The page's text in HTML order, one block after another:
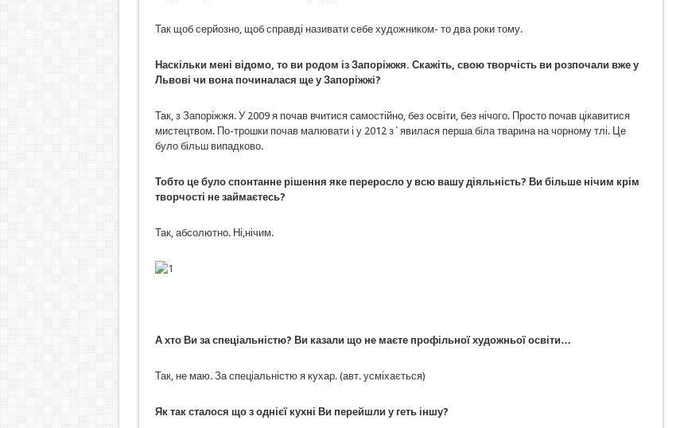
Так щоб серйозно, щоб справді називати себе художником- то два роки тому.
Наскільки мені відомо, то ви родом із Запоріжжя. Скажіть, свою творчість ви розпочали вже у
Львові чи вона починалася ще у Запоріжжі?
Так, з Запоріжжя. У 2009 я почав вчитися самостійно, без освіти, без нічого. Просто почав цікавитися
мистецтвом. По-трошки почав малювати і у 2012 з`явилася перша біла тварина на чорному тлі. Це
було більш випадково.
Тобто це було спонтанне рішення яке переросло у всю вашу діяльність? Ви більше нічим крім
творчості не займаєтесь?
Так, абсолютно. Ні,нічим.
А хто Ви за спеціальністю? Ви казали що не маєте профільної художньої освіти…
Так, не маю. За спеціальністю я кухар. (авт. усміхається)
Як так сталося що з однієї кухні Ви перейшли у геть іншу?